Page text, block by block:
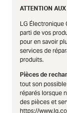
ATTENTION
LG Électronique
parti de vos
pour en savoir
services de
produits.
Pièces de
tout son
réparés lorsque
des pièces et
https://